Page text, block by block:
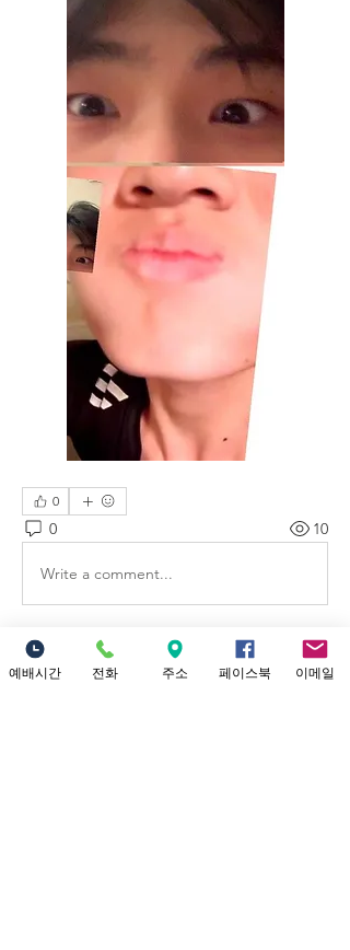
0
0 10
Write a comment...
PowerWave 소개
예배시간 전화 주소 페이스북 이메일